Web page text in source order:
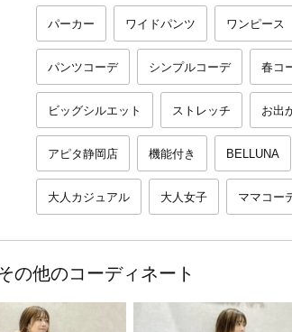
パーカー ワイドパンツ ワンピース
パンツコーデ シンプルコーデ 春コ
ビッグシルエット ストレッチ お出
アピタ静岡店 機能付き BELLUNA
大人カジュアル 大人女子 ママコー
の他のコーディネート